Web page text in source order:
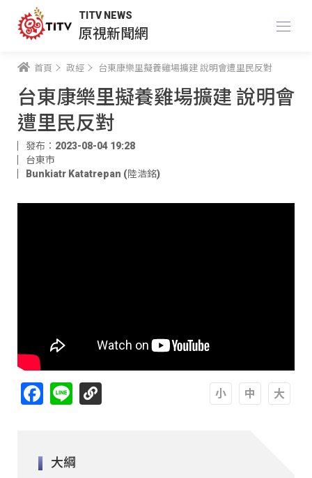
TITV NEWS
原視新聞網
首頁 政經 台東康樂里擬養雞場擴建 說明會遭里民反對
台東康樂里擬養雞場擴建 說明會
遭里民反對
發布：2023-08-04 19:28
台東市
Bunkiatr Katatrepan (陸浩銘)
Facebook
Line
大綱